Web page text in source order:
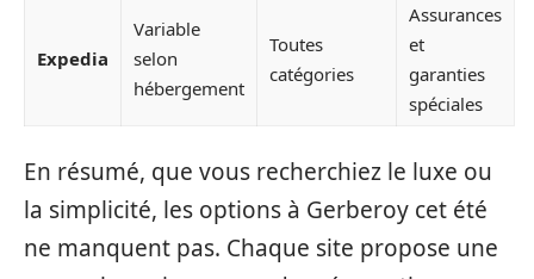
Expedia
Variable
selon
hébergement
Toutes
catégories
Assurances
et
garanties
spéciales
En résumé, que vous recherchiez le luxe ou
la simplicité, les options à Gerberoy cet été
ne manquent pas. Chaque site propose une